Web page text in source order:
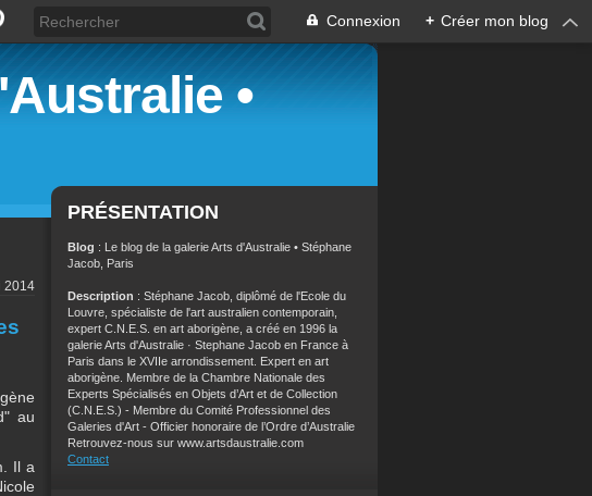
Connexion + Créer mon blog
•
2014
au
Il a
PRÉSENTATION
Blog : Le blog de la galerie Arts d'Australie • Stéphane
Jacob, Paris
Description : Stéphane Jacob, diplômé de l'Ecole du
Louvre, spécialiste de l'art australien contemporain,
expert C.N.E.S. en art aborigène, a créé en 1996 la
galerie Arts d'Australie · Stephane Jacob en France à
Paris dans le XVIIe arrondissement. Expert en art
aborigène. Membre de la Chambre Nationale des
Experts Spécialisés en Objets d’Art et de Collection
(C.N.E.S.) - Membre du Comité Professionnel des
Galeries d'Art - Officier honoraire de l’Ordre d’Australie
Retrouvez-nous sur www.artsdaustralie.com
Contact